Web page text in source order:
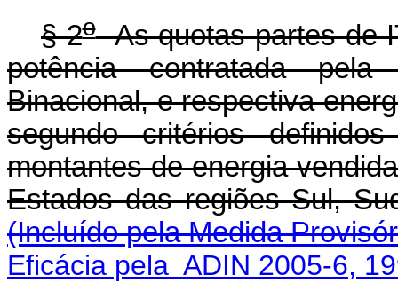
§ 2oAs quotas-partes de
potência contratada
Binacional, e respectiva
segundo critérios
montantes de energia
Estados das regiões
(Incluído pela Medida
Eficácia pela ADIN 2005-6,